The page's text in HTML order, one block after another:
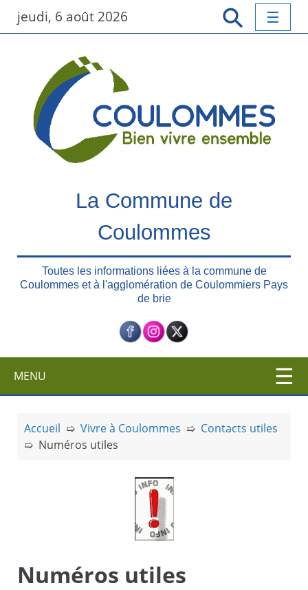
p
jeudi, 6 août 2026
La Commune de
Coulommes
Toutes les informations liées à la commune de
Coulommes et à l'agglomération de Coulommiers Pays
de brie
MENU
Accueil ➯ Vivre à Coulommes ➯ Contacts utiles
➯ Numéros utiles
Numéros utiles